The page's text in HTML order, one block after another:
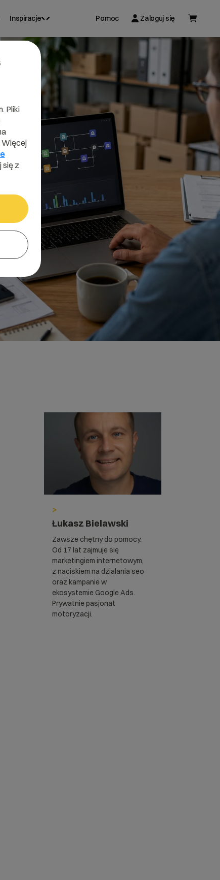
Inspiracje Pomoc Zaloguj się
>
Łukasz Bielawski
Zawsze chętny do pomocy.
Od 17 lat zajmuje się
marketingiem internetowym,
z naciskiem na działania seo
oraz kampanie w
ekosystemie Google Ads.
Prywatnie pasjonat
motoryzacji.
Pliki
Więcej
się z